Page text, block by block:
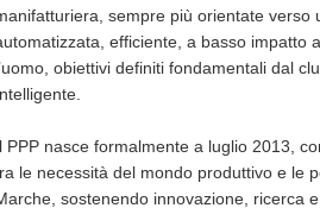
sempre più orientate verso
efficiente, a basso impatto
obiettivi definiti fondamentali dal
PPP nasce formalmente a luglio 2013,
le necessità del mondo produttivo e le
sostenendo innovazione, ricerca e